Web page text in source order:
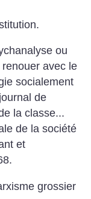
ou
avec le
socialement
de
la classe...
de la société
et
grossier